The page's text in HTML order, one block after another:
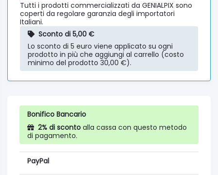
Tutti i prodotti commercializzati da GENIALPIX sono
coperti da regolare garanzia degli importatori
Italiani.
Sconto di 5,00 €
Lo sconto di 5 euro viene applicato su ogni
prodotto in più che aggiungi al carrello (costo
minimo del prodotto 30,00 €).
Bonifico Bancario
2% di sconto alla cassa con questo metodo
di pagamento.
PayPal